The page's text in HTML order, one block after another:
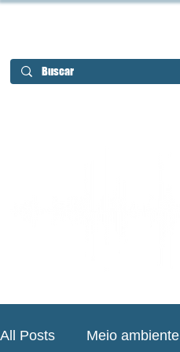
All Posts Meio ambiente